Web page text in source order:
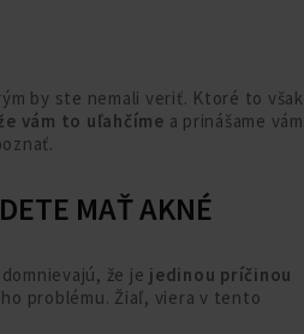
by ste nemali veriť. Ktoré to však
vám to uľahčíme a prinášame vám
MAŤ AKNÉ
že je jedinou príčinou
problému. Žiaľ, viera v tento